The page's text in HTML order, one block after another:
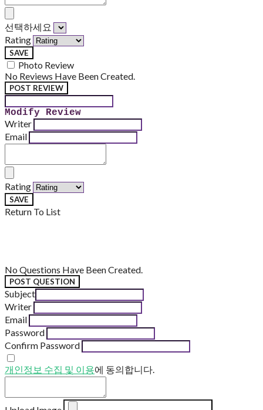
선택하세요
Rating
SAVE
Photo Review
No Reviews Have Been Created.
POST REVIEW
Modify Review
Writer
Email
Rating
SAVE
Return To List
No Questions Have Been Created.
POST QUESTION
Subject
Writer
Email
Password
Confirm Password
개인정보 수집 및 이용에 동의합니다.